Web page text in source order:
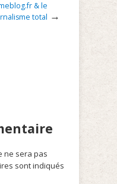
& le
total →
ne sera pas
sont indiqués